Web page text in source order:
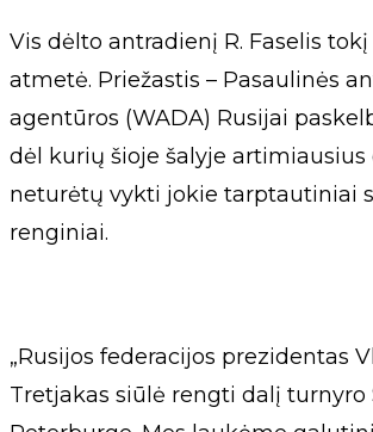
Vis dėlto antradienį R. Faselis
atmetė. Priežastis – Pasaulinės
agentūros (WADA) Rusijai
dėl kurių šioje šalyje
neturėtų vykti jokie tarptautiniai
renginiai.
„Rusijos federacijos prezidentas
Tretjakas siūlė rengti dalį turnyro